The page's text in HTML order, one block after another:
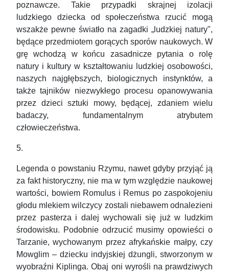
poznawcze. Takie przypadki skrajnej izolacji
ludzkiego dziecka od społeczeństwa rzucić mogą
wszakże pewne światło na zagadki „ludzkiej natury",
będące przedmiotem gorących sporów naukowych. W
grę wchodzą w końcu zasadnicze pytania o rolę
natury i kultury w kształtowaniu ludzkiej osobowości,
naszych najgłębszych, biologicznych instynktów, a
także tajników niezwykłego procesu opanowywania
przez dzieci sztuki mowy, będącej, zdaniem wielu
badaczy, fundamentalnym atrybutem
człowieczeństwa.
5.
Legenda o powstaniu Rzymu, nawet gdyby przyjąć ją
za fakt historyczny, nie ma w tym względzie naukowej
wartości, bowiem Romulus i Remus po zaspokojeniu
głodu mlekiem wilczycy zostali niebawem odnalezieni
przez pasterza i dalej wychowali się już w ludzkim
środowisku. Podobnie odrzucić musimy opowieści o
Tarzanie, wychowanym przez afrykańskie małpy, czy
Mowglim – dziecku indyjskiej dżungli, stworzonym w
wyobraźni Kiplinga. Obaj oni wyrośli na prawdziwych